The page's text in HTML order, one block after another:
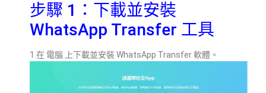
步驟 1：下載並安裝
WhatsApp Transfer 工具
1.在 電腦 上下載並安裝 WhatsApp Transfer 軟體。